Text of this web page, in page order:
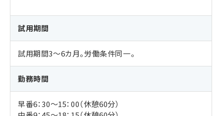
試用期間
試用期間3～6カ月。労働条件同一。
勤務時間
早番6：30～15：00（休憩60分）